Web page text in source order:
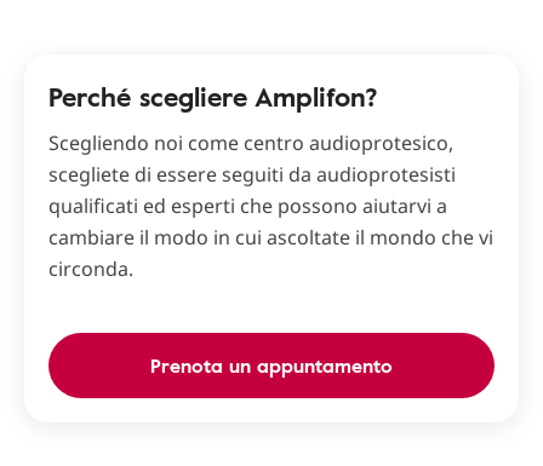
Perché scegliere Amplifon?
Scegliendo noi come centro audioprotesico,
scegliete di essere seguiti da audioprotesisti
qualificati ed esperti che possono aiutarvi a
cambiare il modo in cui ascoltate il mondo che vi
circonda.
Prenota un appuntamento